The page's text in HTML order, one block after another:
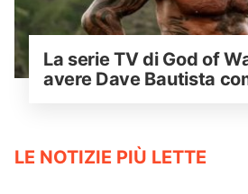
La serie TV di God of
avere Dave Bautista
LE NOTIZIE PIÙ LETTE